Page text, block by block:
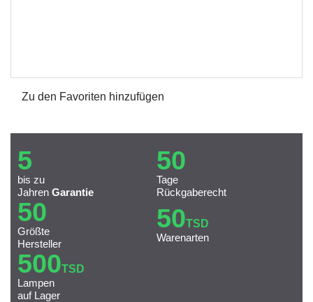
Zu den Favoriten hinzufügen
5
bis zu
Jahren Garantie
50
Tage
Rückgaberecht
50
Größte
Hersteller
50TSD
Warenarten
500TSD
Lampen
auf Lager